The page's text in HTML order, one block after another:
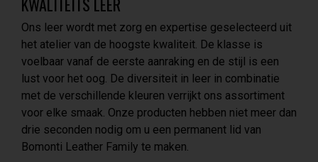
Ons leer wordt met zorg en expertise geselecteerd uit
het atelier van de hoogste kwaliteit. De klasse is
voelbaar vanaf de eerste aanraking en de stijl is een
lust voor het oog. De diversiteit in leer in combinatie
met de verschillende kleuren verrijkt ons assortiment
voor elke smaak. Onze producten hebben niet meer dan
drie seconden nodig om u een permanent lid van
Bomonti Leather Family te maken.